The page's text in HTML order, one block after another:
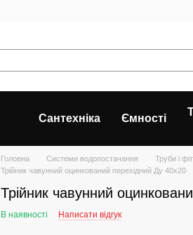
Сантехніка Ємності
Головна Системи водопостачання Труби і
Трійник чавунний оцинкований перехідний Ду 40х20
Трійник чавунний
В наявності Написати відгук